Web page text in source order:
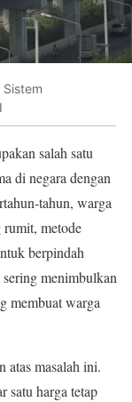
salah satu
di negara dengan
tahun, warga
rumit, metode
berpindah
menimbulkan
membuat warga
atas masalah ini.
satu harga tetap